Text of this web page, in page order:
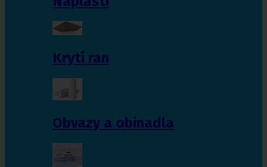
Krytí ran
Obvazy a obinadla